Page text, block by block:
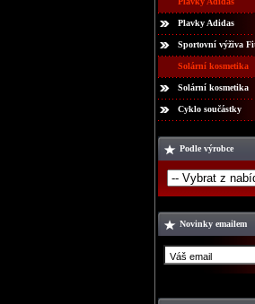
Plavky Adidas
Sportovní výživa
Solární kosmetika
Solární kosmetika
Cyklo součástky
Podle výrobce
Novinky emailem